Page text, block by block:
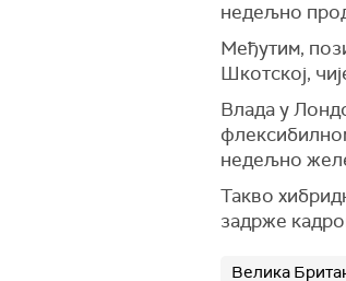
недељно
Међутим,
Шкотској,
Влада у
недељно
Такво
задрже
Велика